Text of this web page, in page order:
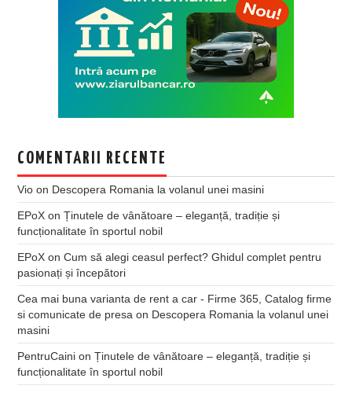
COMENTARII RECENTE
Vio on Descopera Romania la volanul unei masini
EPoX onȚinutele de vânătoare – eleganță, tradiție și
funcționalitate în sportul nobil
EPoX onCum să alegi ceasul perfect? Ghidul complet pentru
pasionați și începători
Cea mai buna varianta de rent a car - Firme 365, Catalog firme
si comunicate de presa on Descopera Romania la volanul unei
masini
PentruCaini onȚinutele de vânătoare – eleganță, tradiție și
funcționalitate în sportul nobil